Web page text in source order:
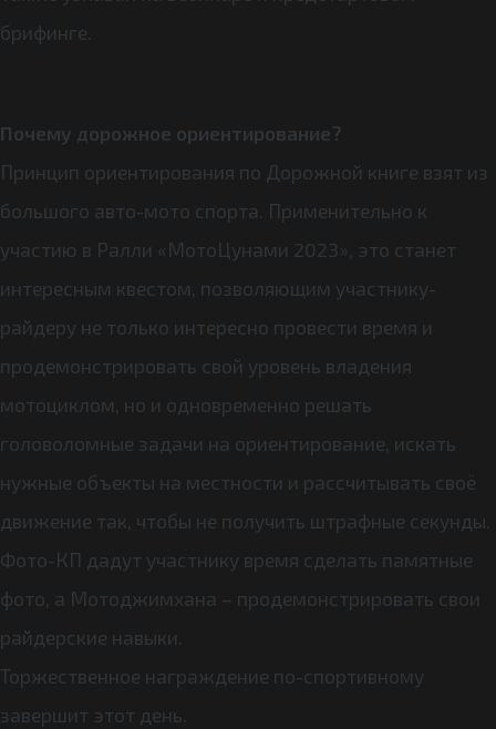
брифинге.
Почему дорожное ориентирование?
Принцип ориентирования по Дорожной книге взят из
большого авто-мото спорта. Применительно к
участию в Ралли «МотоЦунами 2023», это станет
интересным квестом, позволяющим участнику-
райдеру не только интересно провести время и
продемонстрировать свой уровень владения
мотоциклом, но и одновременно решать
головоломные задачи на ориентирование, искать
нужные объекты на местности и рассчитывать своё
движение так, чтобы не получить штрафные секунды.
Фото-КП дадут участнику время сделать памятные
фото, а Мотоджимхана – продемонстрировать свои
райдерские навыки.
Торжественное награждение по-спортивному
завершит этот день.